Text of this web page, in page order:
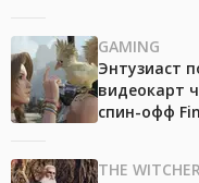
GAMING
Энтузиаст
видеокарт
спин-офф
THE